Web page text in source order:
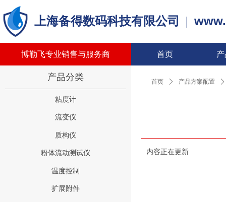
上海备得数码科技有限公司 |
首页
博勒飞专业销售与服务商
首页 ꄲ 产品方案配置 ꄲ
内容正在更新
粘度计
流变仪
质构仪
粉体流动测试仪
温度控制
扩展附件
产品分类